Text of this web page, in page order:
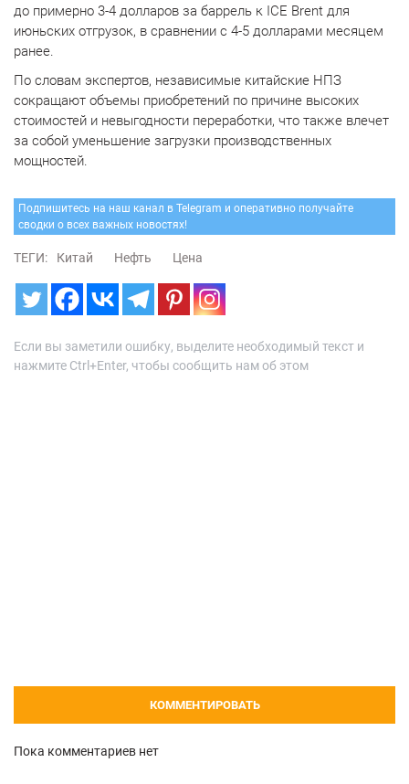
до примерно 3-4 долларов за баррель к ICE Brent для
июньских отгрузок, в сравнении с 4-5 долларами месяцем
ранее.
По словам экспертов, независимые китайские НПЗ
сокращают объемы приобретений по причине высоких
стоимостей и невыгодности переработки, что также влечет
за собой уменьшение загрузки производственных
мощностей.
Подпишитесь на наш канал в Telegram и оперативно получайте
сводки о всех важных новостях!
ТЕГИ: Китай Нефть Цена
Если вы заметили ошибку, выделите необходимый текст и
нажмите Ctrl+Enter, чтобы сообщить нам об этом
КОММЕНТИРОВАТЬ
Пока комментариев нет